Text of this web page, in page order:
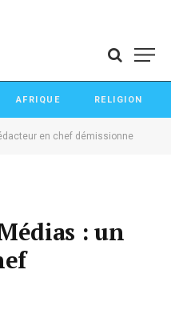
AFRIQUE RELIGION
en chef démissionne
: un